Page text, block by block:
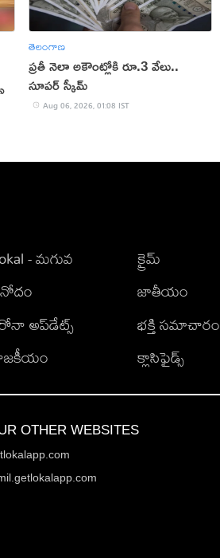
తెలంగాణ
ప్రతీ నెలా అకౌంట్లోకి రూ.3 వేలు..
సూపర్ స్కీమ్
Aug 06, 2026, 01:08 IST
- మగువ
అప్‌డేట్స్
క్రైమ్
జాతీయం
భక్తి సమాచారం
క్లాసిఫైడ్స్
OTHER WEBSITES